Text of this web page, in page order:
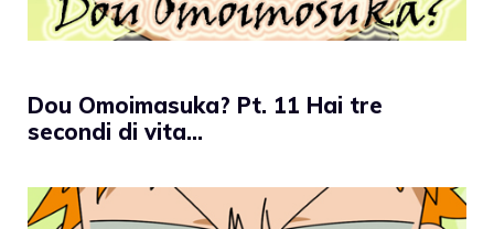
Dou Omoimasuka? Pt. 11 Hai tre
secondi di vita…